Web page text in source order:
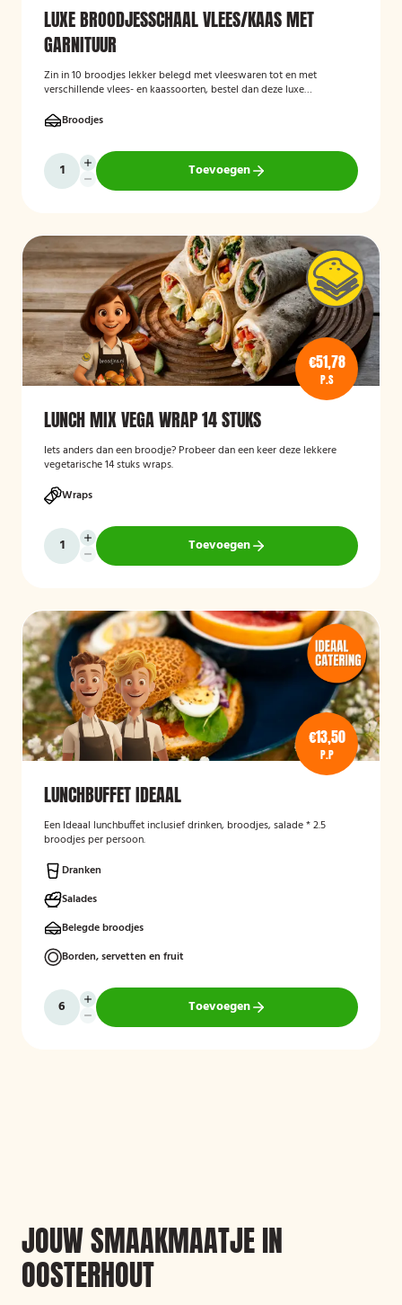
LUXE BROODJESSCHAAL VLEES/KAAS MET
GARNITUUR
Zin in 10 broodjes lekker belegd met vleeswaren tot en met
verschillende vlees- en kaassoorten, bestel dan deze luxe
Broodjes
Toevoegen
€51,78
P.S
LUNCH MIX VEGA WRAP 14 STUKS
Iets anders dan een broodje? Probeer dan een keer deze lekkere
vegetarische 14 stuks wraps.
Wraps
Toevoegen
€13,50
P.P
LUNCHBUFFET IDEAAL
Een Ideaal lunchbuffet inclusief drinken, broodjes, salade * 2.5
broodjes per persoon.
Dranken
Salades
Belegde broodjes
Borden, servetten en fruit
Toevoegen
JOUW SMAAKMAATJE IN
OOSTERHOUT